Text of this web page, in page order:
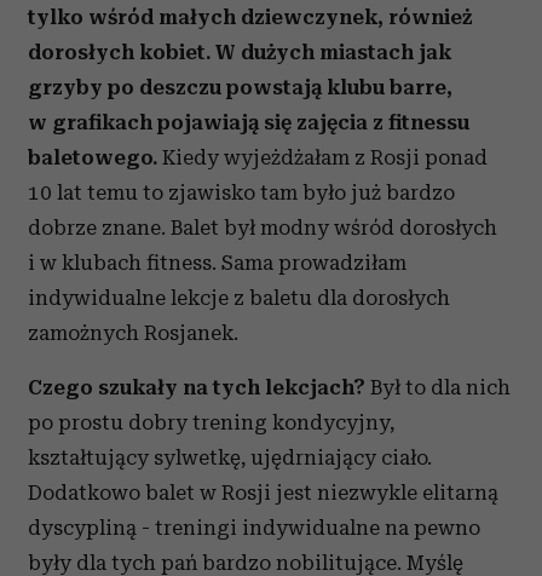
tylko wśród małych dziewczynek, również
dorosłych kobiet. W dużych miastach jak
grzyby po deszczu powstają klubu barre,
w grafikach pojawiają się zajęcia z fitnessu
baletowego. Kiedy wyjeżdżałam z Rosji ponad
10 lat temu to zjawisko tam było już bardzo
dobrze znane. Balet był modny wśród dorosłych
i w klubach fitness. Sama prowadziłam
indywidualne lekcje z baletu dla dorosłych
zamożnych Rosjanek.
Czego szukały na tych lekcjach? Był to dla nich
po prostu dobry trening kondycyjny,
kształtujący sylwetkę, ujędrniający ciało.
Dodatkowo balet w Rosji jest niezwykle elitarną
dyscypliną - treningi indywidualne na pewno
były dla tych pań bardzo nobilitujące. Myślę